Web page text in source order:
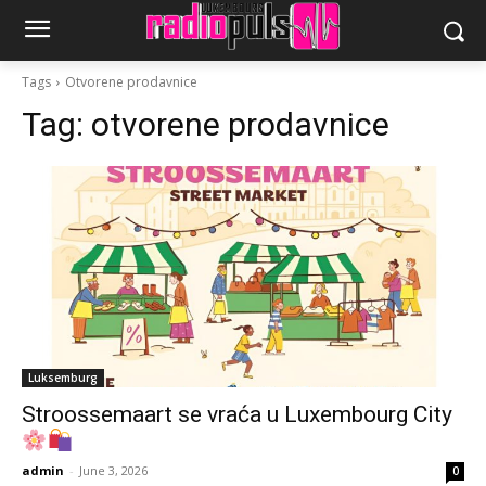
Tags Otvorene prodavnice
Tag: otvorene prodavnice
Luksemburg
Stroossemaart se vraća u Luxembourg City
admin - June 3, 2026 0